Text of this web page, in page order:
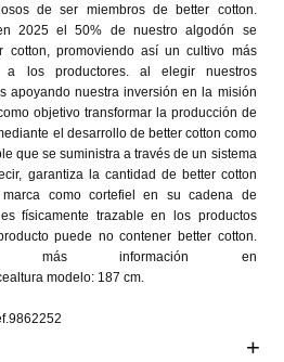
de ser miembros de better cotton.
2025 el 50% de nuestro algodón se
cotton, promoviendo así un cultivo más
a los productores. al elegir nuestros
apoyando nuestra inversión en la misión
objetivo transformar la producción de
el desarrollo de better cotton como
que se suministra a través de un sistema
garantiza la cantidad de better cotton
como cortefiel en su cadena de
físicamente trazable en los productos
puede no contener better cotton.
más información en
modelo: 187 cm.
l.ref.9862252
+